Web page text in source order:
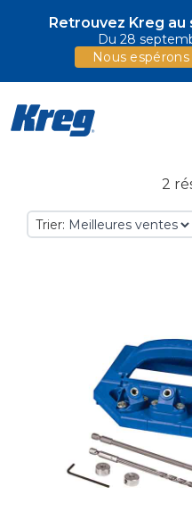
Retrouvez Kreg au
Du 28
Nous
2
Trier: